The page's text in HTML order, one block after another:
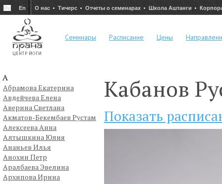
Ru En О нас Тичерс Отчеты о семинарах Школа Аштанги
Семинары Расписание Цены
А
Абрамова Екатерина
Авдейчева Елена
Аверина Светлана
Акматов-Бекембаев Рустам
Алексеева Анна
Алтышкина Юлия
Ананьев Илья
Анохин Петр
Аралбаева Эвелина
Архипова Ирина
Кабанов
Показать